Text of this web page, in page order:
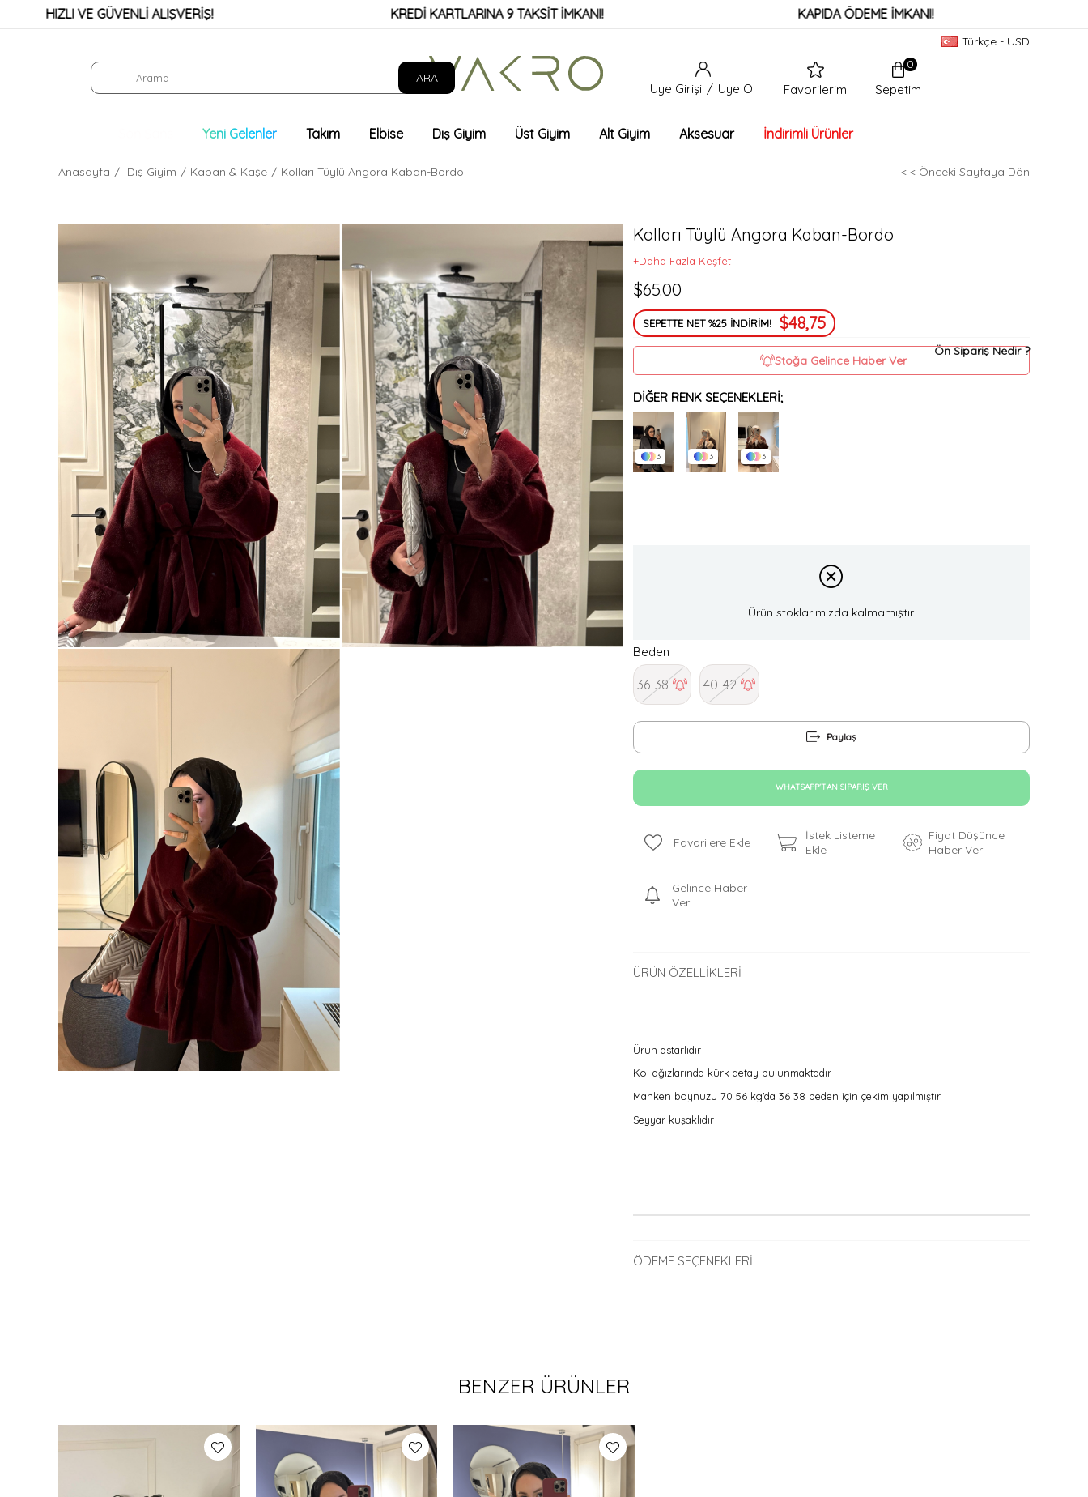
VE GÜVENLİ ALIŞVERİŞ! KREDİ KARTLARINA 9 TAKSİT İMKANI! KAPIDA ÖDEME İMKANI!
Türkçe - USD
Sepetim
0
Favorilerim
Üye Girişi Üye Ol
Yeni Gelenler Takım Elbise Dış Giyim Üst Giyim Alt Giyim Aksesuar İndirimli Ürünler
Anasayfa Dış Giyim Kaban & Kaşe Kolları Tüylü Angora Kaban-Bordo < < Önceki Sayfaya Dön
Kolları Tüylü Angora Kaban-Bordo
+Daha Fazla Keşfet
$65.00
SEPETTE NET %25 İNDİRİM! $48,75
Ön Sipariş Nedir ?
Stoğa Gelince Haber Ver
DIĞER RENK SEÇENEKLERI;
3 3 3
Ürün stoklarımızda kalmamıştır.
Beden
36-38 40-42
Paylaş
WHATSAPP'TAN SIPARIŞ VER
Favorilere Ekle
İstek Listeme
Ekle
Fiyat Düşünce
Haber Ver
Gelince Haber
Ver
ÜRÜN ÖZELLIKLERI
Ürün astarlıdır
Kol ağızlarında kürk detay bulunmaktadır
Manken boynuzu 70 56 kg'da 36 38 beden için çekim yapılmıştır
Seyyar kuşaklıdır
ÖDEME SEÇENEKLERI
BENZER ÜRÜNLER